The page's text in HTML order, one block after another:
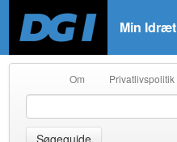
Min Idræt
Om Privatlivspolitik
Søgeguide